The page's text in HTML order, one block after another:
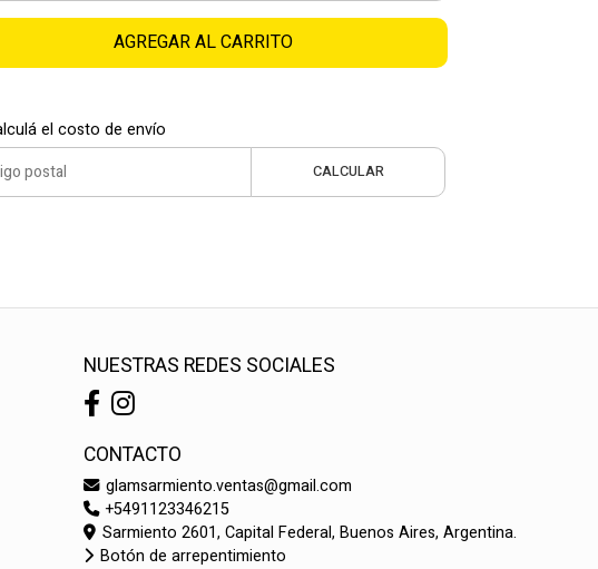
AGREGAR AL CARRITO
el costo de envío
CALCULAR
NUESTRAS REDES SOCIALES
CONTACTO
glamsarmiento.ventas@gmail.com
+5491123346215
Sarmiento 2601, Capital Federal, Buenos Aires, Argentina.
Botón de arrepentimiento